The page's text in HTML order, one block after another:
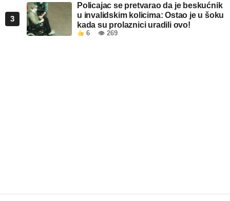
3
Policajac se pretvarao da je beskućnik
u invalidskim kolicima: Ostao je u šoku
kada su prolaznici uradili ovo!
6 👁 269